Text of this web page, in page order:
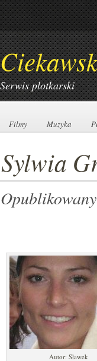
Serwis plotkarski
Filmy
Filmy Muzyka
Muzyka
Sylwia
Autor: Sławek